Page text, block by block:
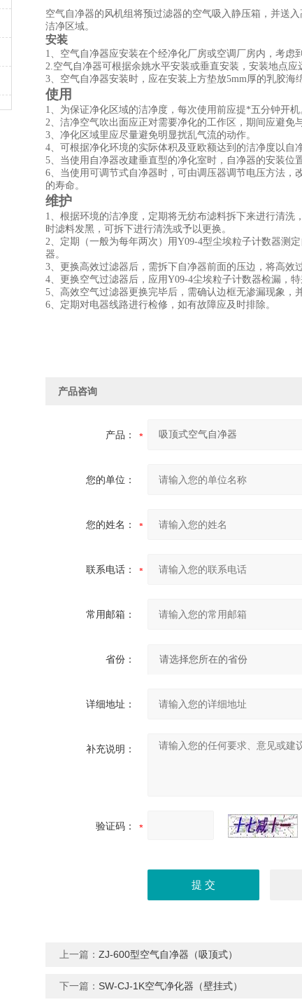
空气自净器的风机组将预过滤器的空气吸入静压箱，并送
洁净区域。
安装
1、空气自净器应安装在个经净化厂房或空调厂房内，考虑
2.空气自净器可根据余姚水平安装或垂直安装，安装地点应
3、空气自净器安装时，应在安装上方垫放5mm厚的乳胶海
使用
1、为保证净化区域的洁净度，每次使用前应提*五分钟开机
2、洁净空气吹出面应正对需要净化的工作区，期间应避免
3、净化区域里应尽量避免明显扰乱气流的动作。
4、可根据净化环境的实际体积及亚欧额达到的洁净度以自
5、当使用自净器改建垂直型的净化室时，自净器的安装位
6、当使用可调节式自净器时，可由调压器调节电压方法
的寿命。
维护
1、根据环境的洁净度，定期将无纺布滤料拆下来进行清
时滤料发黑，可拆下进行清洗或予以更换。
2、定期（一般为每年两次）用Y09-4型尘埃粒子计数器测
器。
3、更换高效过滤器后，需拆下自净器前面的压边，将高效
4、更换空气过滤器后，应用Y09-4尘埃粒子计数器检漏，
5、高效空气过滤器更换完毕后，需确认边框无渗漏现象，
6、定期对电器线路进行检修，如有故障应及时排除。
产品咨询
产品：
您的单位：
您的姓名：
联系电话：
常用邮箱：
省份：
详细地址：
补充说明：
验证码：
上一篇： ZJ-600型空气自净器（吸顶式）
下一篇： SW-CJ-1K空气净化器（壁挂式）